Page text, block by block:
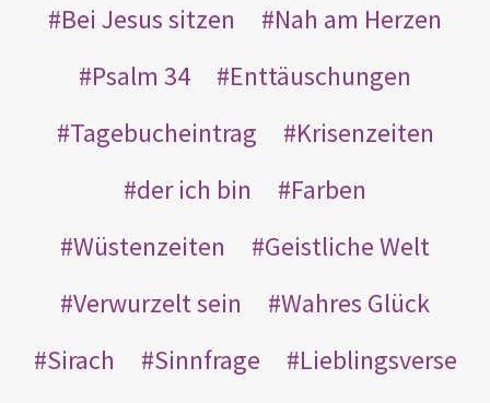
Bei Jesus sitzen
Nah am Herzen
Psalm 34
Enttäuschungen
Tagebucheintrag
Krisenzeiten
der ich bin
Farben
Wüstenzeiten
Geistliche Welt
Verwurzelt sein
Wahres Glück
Sirach
Sinnfrage
Lieblingsverse